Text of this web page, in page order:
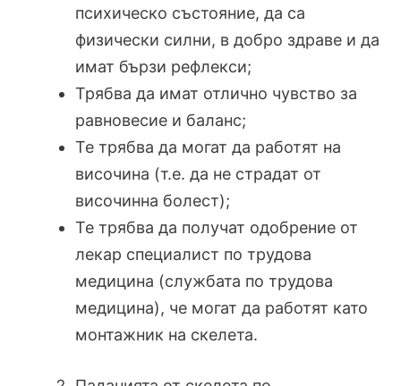
психическо състояние, да са
физически силни, в добро здраве и да
имат бързи рефлекси;
Трябва да имат отлично чувство за
равновесие и баланс;
Те трябва да могат да работят на
височина (т.е. да не страдат от
височинна болест);
Те трябва да получат одобрение от
лекар специалист по трудова
медицина (службата по трудова
медицина), че могат да работят като
монтажник на скелета.